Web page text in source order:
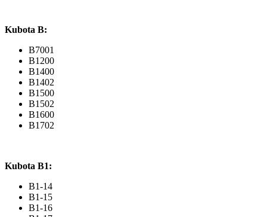
Kubota B:
B7001
B1200
B1400
B1402
B1500
B1502
B1600
B1702
Kubota B1:
B1-14
B1-15
B1-16